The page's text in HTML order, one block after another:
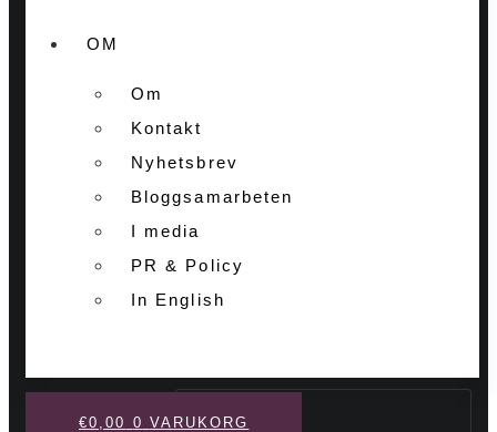
OM
Om
Kontakt
Nyhetsbrev
Bloggsamarbeten
I media
PR & Policy
In English
Sök
€0,00 0 VARUKORG